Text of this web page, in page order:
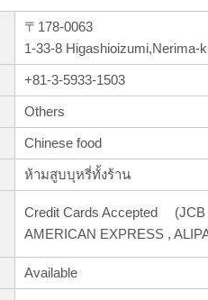
〒178-0063
1-33-8 Higashioizumi,Nerima-
+81-3-5933-1503
Others
Chinese food
ห้ามสูบบุหรี่ทั้งร้าน
Credit Cards Accepted (JCB
AMERICAN EXPRESS ,
Available